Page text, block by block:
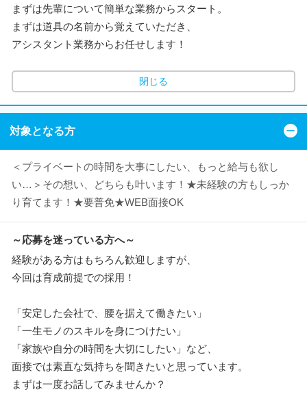
まずは先輩について簡単な業務からスタート。
まずは道具の名前から覚えていただき、
アシスタント業務からお任せします！
閉じる
対象となる方
＜プライベートの時間を大事にしたい、もっと給与も欲し
い…＞その想い、どちらも叶います！★未経験の方もしっか
り育てます！★要普免★WEB面接OK
～応募を迷っている方へ～
経験がある方はもちろん歓迎しますが、
今回は育成前提での採用！
「安定した会社で、腰を据えて働きたい」
「一生モノのスキルを身につけたい」
「家族や自分の時間を大切にしたい」など、
面接では素直な気持ちを聞きたいと思っています。
まずは一度お話してみませんか？